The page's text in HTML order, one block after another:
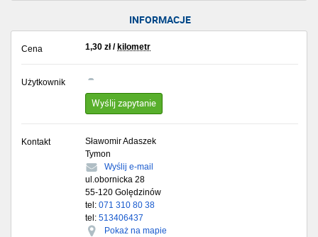
INFORMACJE
Cena 1,30 zł/kilometr
Użytkownik
Wyślij zapytanie
Kontakt
Sławomir Adaszek
Tymon
Wyślij e-mail
ul.obornicka 28
55-120 Golędzinów
tel: 071 310 80 38
tel: 513406437
Pokaż na mapie